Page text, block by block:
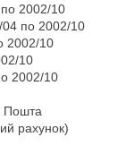
2002/10
04 по 2002/10
2002/10
10
2002/10
Пошта
рахунок)